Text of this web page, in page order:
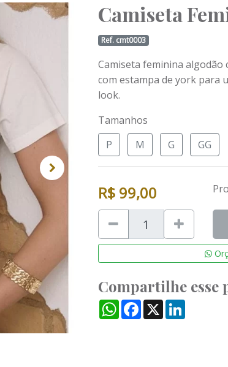
Camiseta
Ref. cmt0003
Camiseta feminina algodão
com estampa de york para
look.
Tamanhos
P
M G GG
R$ 99,00
Quantity
Compartilhe esse
WhatsApp
Facebook
X